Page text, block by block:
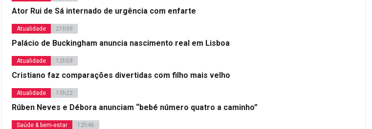
Ator Rui de Sá internado de urgência com enfarte
Atualidade 21h39
Palácio de Buckingham anuncia nascimento real em Lisboa
Atualidade 12h58
Cristiano faz comparações divertidas com filho mais velho
Atualidade 13h22
Rúben Neves e Débora anunciam “bebé número quatro a caminho”
Saúde & bem-estar 12h46